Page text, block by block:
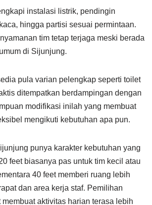
instalasi listrik, pendingin
hingga partisi sesuai permintaan.
tim tetap terjaga meski berada
di Sijunjung.
pula varian pelengkap seperti toilet
ditempatkan berdampingan dengan
modifikasi inilah yang membuat
mengikuti kebutuhan apa pun.
punya karakter kebutuhan yang
feet biasanya pas untuk tim kecil atau
40 feet memberi ruang lebih
dan area kerja staf. Pemilihan
membuat aktivitas harian terasa lebih